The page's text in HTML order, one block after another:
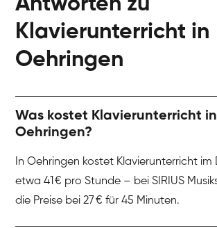
Klavierunterricht in
Oehringen
Was kostet Klavierunterricht in
Oehringen?
In Oehringen kostet Klavierunterricht
etwa 41 € pro Stunde – bei SIRIUS
die Preise bei 27 € für 45 Minuten.